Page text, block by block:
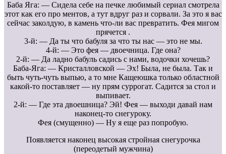
Баба Яга: — Сидела себе на печке любимый сериал смотрела
этот как его про ментов, а тут вдруг раз и сорвали. За это я вас
сейчас заколдую, в камень что-ли вас превратить. Фея мигом
прячется .
3-й: — Да ты что бабуля за что ты нас — это не мы.
4-й: — Это фея — двоечница. Где она?
2-й: — Да ладно бабуль садись с нами, водочки хочешь?
Баба-Яга: — Кристалловской — Эх! Была, не была. Так и
быть чуть-чуть выпью, а то мне Кащеюшка только областной
какой-то поставляет — ну прям суррогат. Садится за стол и
выпивает.
2-й: — Где эта двоешница? Эй! Фея — выходи давай нам
наконец-то снегуроку.
Фея (смущенно) — Ну я еще раз попробую.
Появляется наконец высокая стройная снегурочка
(переодетый мужчина)